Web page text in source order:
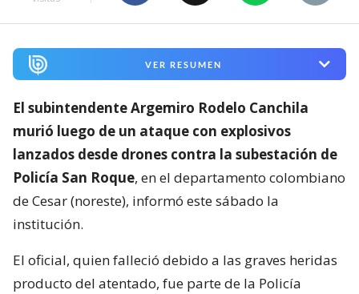
VER RESUMEN
El subintendente Argemiro Rodelo Canchila
murió luego de un ataque con explosivos
lanzados desde drones contra la subestación de
Policía San Roque, en el departamento colombiano
de Cesar (noreste), informó este sábado la
institución.
El oficial, quien falleció debido a las graves heridas
producto del atentado, fue parte de la Policía